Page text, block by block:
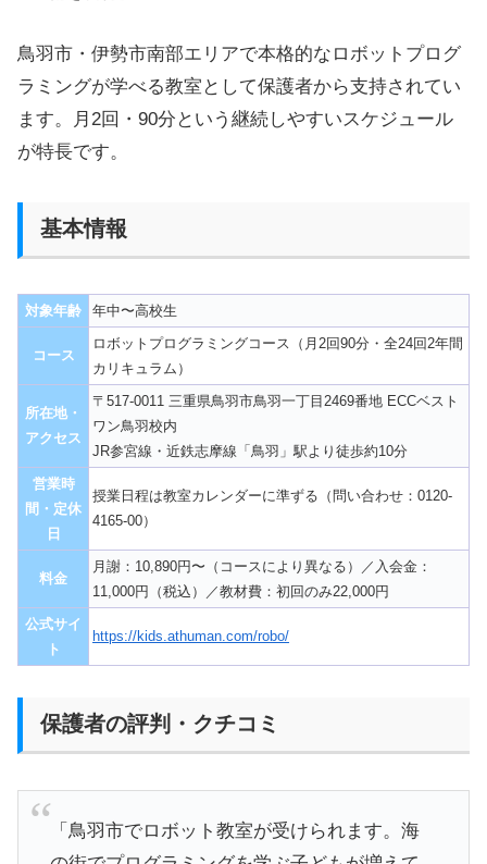
鳥羽市・伊勢市南部エリアで本格的なロボットプログ
ラミングが学べる教室として保護者から支持されてい
ます。月2回・90分という継続しやすいスケジュール
が特長です。
基本情報
対象年齢 年中〜高校生
コース
ロボットプログラミングコース（月2回90分・全24回2年間
カリキュラム）
所在地・
アクセス
〒517-0011 三重県鳥羽市鳥羽一丁目2469番地 ECCベスト
ワン鳥羽校内
JR参宮線・近鉄志摩線「鳥羽」駅より徒歩約10分
営業時
間・定休
日
授業日程は教室カレンダーに準ずる（問い合わせ：0120-
4165-00）
料金
月謝：10,890円〜（コースにより異なる）／入会金：
11,000円（税込）／教材費：初回のみ22,000円
公式サイ
ト
https://kids.athuman.com/robo/
保護者の評判・クチコミ
「鳥羽市でロボット教室が受けられます。海